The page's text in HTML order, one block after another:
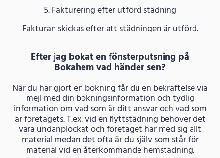
5. Fakturering efter utförd städning
Fakturan skickas efter att städningen är utförd.
Efter jag bokat en fönsterputsning på
Bokahem vad händer sen?
När du har gjort en bokning får du en bekräftelse via
mejl med din bokningsinformation och tydlig
information om vad som är ditt ansvar och vad som
är företagets. T.ex. vid en flyttstädning behöver det
vara undanplockat och företaget har med sig allt
material medan det ofta är du själv som står för
material vid en återkommande hemstädning.